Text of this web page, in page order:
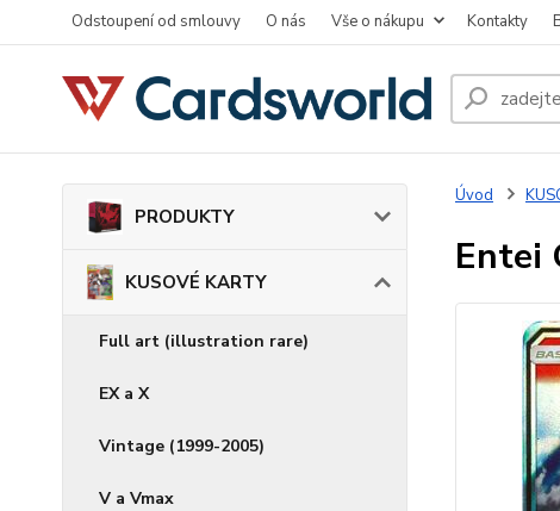
Odstoupení od smlouvy O nás Vše o nákupu Kontakty
PRODUKTY
KUSOVÉ KARTY
Full art (illustration rare)
EX a X
Vintage (1999-2005)
V a Vmax
Úvod
Entei